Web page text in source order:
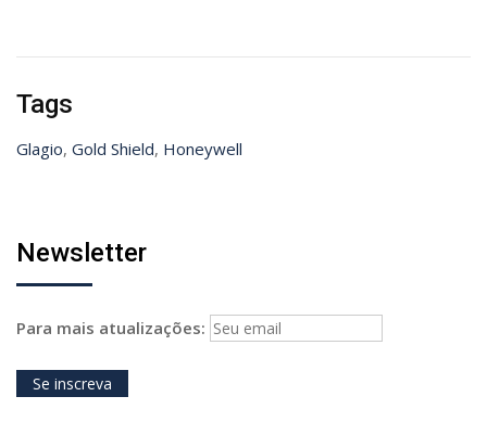
Tags
Glagio, Gold Shield, Honeywell
Newsletter
Para mais atualizações: